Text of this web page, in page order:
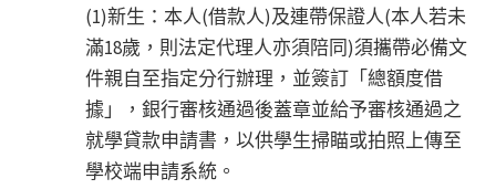
(1)新生：本人(借款人)及連帶保證人(本人若未
滿18歲，則法定代理人亦須陪同)須攜帶必備文
件親自至指定分行辦理，並簽訂「總額度借
據」，銀行審核通過後蓋章並給予審核通過之
就學貸款申請書，以供學生掃瞄或拍照上傳至
學校端申請系統。